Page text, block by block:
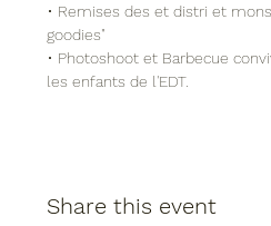
• Remises des et distri et
goodies"
• Photoshoot et Barbecue
les enfants de l'EDT.
Share this event